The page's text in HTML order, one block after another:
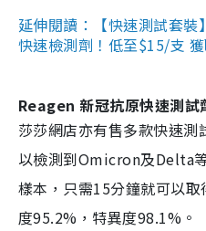
延伸閱讀：【快速測試套
快速檢測劑！低至$15/支
Reagen 新冠抗原快速測試
莎莎網店亦有售多款快速
以檢測到Omicron及Delta
樣本，只需15分鐘就可以
度95.2%，特異度98.1%。